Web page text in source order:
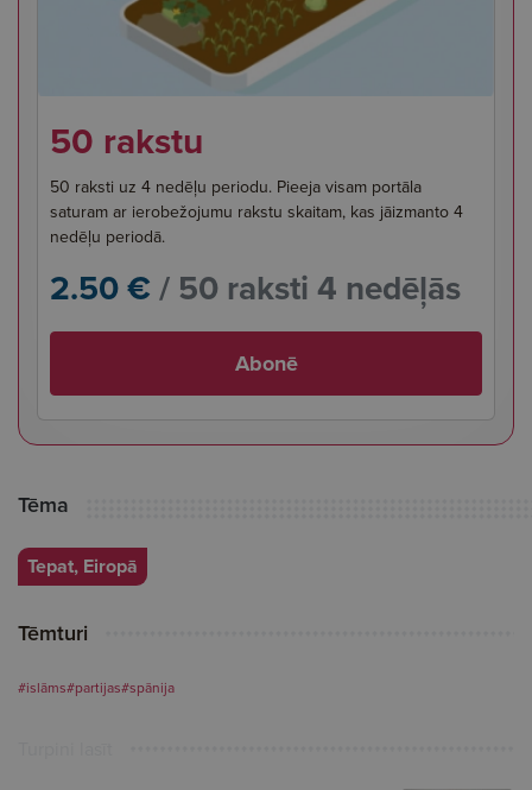
50 rakstu
50 raksti uz 4 nedēļu periodu. Pieeja visam portāla
saturam ar ierobežojumu rakstu skaitam, kas jāizmanto 4
nedēļu periodā.
2.50 €/ 50 raksti 4 nedēļās
Abonē
Tēma
Tepat, Eiropā
Tēmturi
#islāms#partijas#spānija